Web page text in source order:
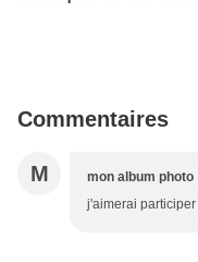
Commentaires
M mon album photo
j'aimerai participer